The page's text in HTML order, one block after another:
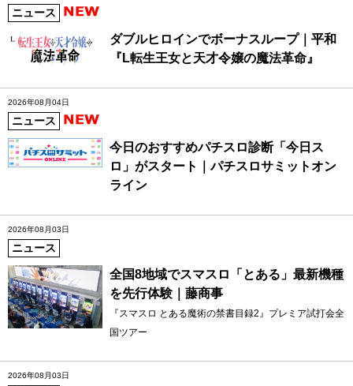
ニュース
ダブルヒロインでボーナスループ｜平和
『L転生王女と天才令嬢の魔法革命』
2026年08月04日
ニュース
今日のおすすめパチスロ診断「今日ス
ロ」がスタート｜パチスロサミットオン
ライン
2026年08月03日
ニュース
全国8地域でスマスロ「とある」最新機種
を先行体験｜藤商事
『スマスロ とある魔術の禁書目録2』プレミア試打会全
国ツアー
2026年08月03日